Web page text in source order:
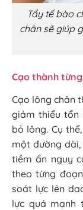
Tẩy tế bào
chân sẽ giúp
Cạo thành
Cạo lông chân
giảm thiểu tổn
bỏ lông. Cụ
một đường
tiềm ẩn nguy
theo từng
soát lực lên
lực quá mạnh